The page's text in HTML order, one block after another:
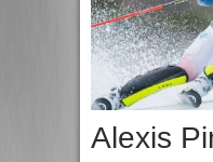
Alexis